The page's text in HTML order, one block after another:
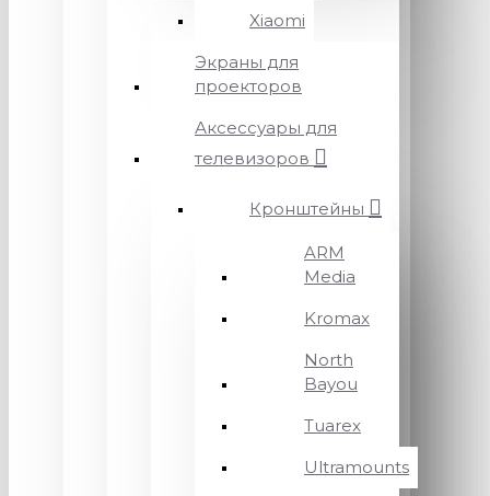
Xiaomi
Экраны для
проекторов
Аксессуары для
телевизоров
Кронштейны
ARM
Media
Kromax
North
Bayou
Tuarex
Ultramounts